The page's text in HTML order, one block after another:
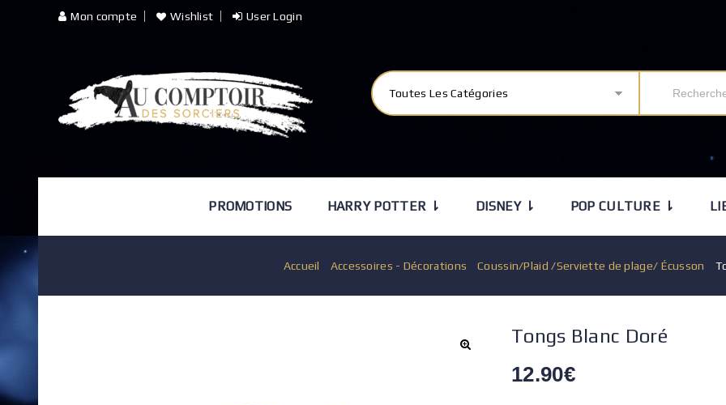
Mon compte Wishlist User Login
Toutes Les Catégories
PROMOTIONS HARRY POTTER ⇂ DISNEY ⇂ POP CULTURE ⇂
Accueil Accessoires - Décorations /Coussin/Plaid /Serviette de plage/ Écusson
Tongs Blanc Doré
12.90€